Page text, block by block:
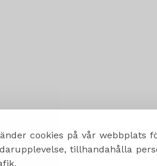
cookies på vår webbplats
tillhandahålla